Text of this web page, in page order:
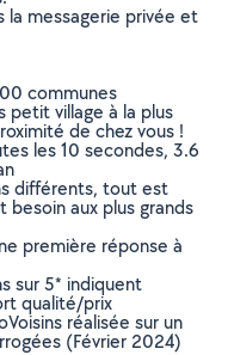
la messagerie privée et
communes
petit village à la plus
de chez vous !
les 10 secondes, 3.6
différents, tout est
besoin aux plus grands
première réponse à
sur 5* indiquent
qualité/prix
réalisée sur un
(Février 2024)